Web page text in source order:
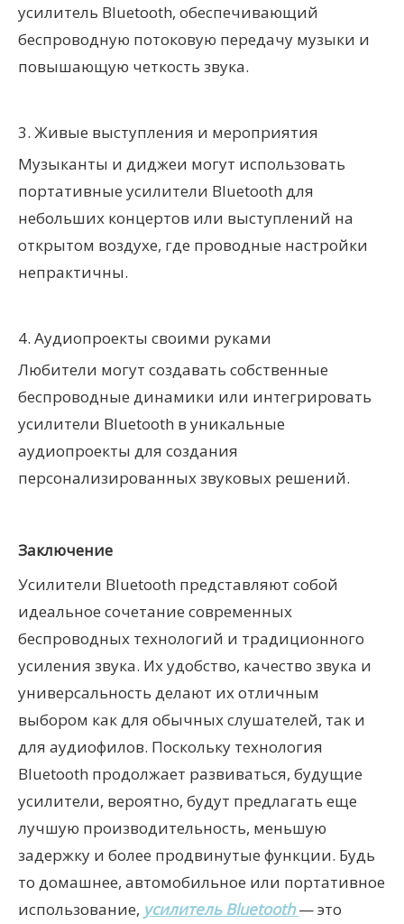
усилитель Bluetooth, обеспечивающий
беспроводную потоковую передачу музыки и
повышающую четкость звука.
3. Живые выступления и мероприятия
Музыканты и диджеи могут использовать
портативные усилители Bluetooth для
небольших концертов или выступлений на
открытом воздухе, где проводные настройки
непрактичны.
4. Аудиопроекты своими руками
Любители могут создавать собственные
беспроводные динамики или интегрировать
усилители Bluetooth в уникальные
аудиопроекты для создания
персонализированных звуковых решений.
Заключение
Усилители Bluetooth представляют собой
идеальное сочетание современных
беспроводных технологий и традиционного
усиления звука. Их удобство, качество звука и
универсальность делают их отличным
выбором как для обычных слушателей, так и
для аудиофилов. Поскольку технология
Bluetooth продолжает развиваться, будущие
усилители, вероятно, будут предлагать еще
лучшую производительность, меньшую
задержку и более продвинутые функции. Будь
то домашнее, автомобильное или портативное
использование, усилитель Bluetooth— это